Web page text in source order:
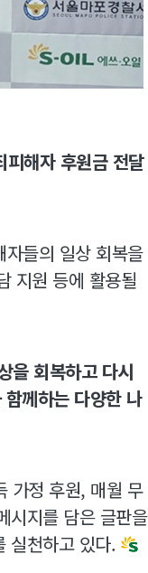
해자 후원금 전달
들의 일상 회복을
지원 등에 활용될
을 회복하고 다시
께하는 다양한 나
가정 후원, 매월 무
시지를 담은 글판을
실천하고 있다.